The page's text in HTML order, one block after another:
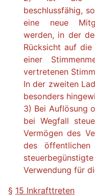
beschlussfähig,
eine neue
werden, in der
Rücksicht auf
einer
vertretenen
In der zweiten
besonders
3) Bei Auflösung
bei Wegfall
Vermögen des
des
Verwendung für
§ 15 Inkrafttreten